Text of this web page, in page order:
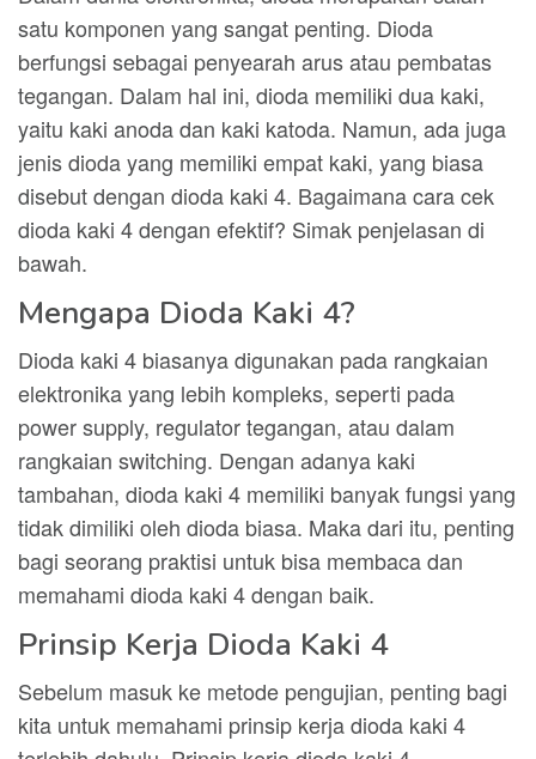
satu komponen yang sangat penting. Dioda
berfungsi sebagai penyearah arus atau pembatas
tegangan. Dalam hal ini, dioda memiliki dua kaki,
yaitu kaki anoda dan kaki katoda. Namun, ada juga
jenis dioda yang memiliki empat kaki, yang biasa
disebut dengan dioda kaki 4. Bagaimana cara cek
dioda kaki 4 dengan efektif? Simak penjelasan di
bawah.
Mengapa Dioda Kaki 4?
Dioda kaki 4 biasanya digunakan pada rangkaian
elektronika yang lebih kompleks, seperti pada
power supply, regulator tegangan, atau dalam
rangkaian switching. Dengan adanya kaki
tambahan, dioda kaki 4 memiliki banyak fungsi yang
tidak dimiliki oleh dioda biasa. Maka dari itu, penting
bagi seorang praktisi untuk bisa membaca dan
memahami dioda kaki 4 dengan baik.
Prinsip Kerja Dioda Kaki 4
Sebelum masuk ke metode pengujian, penting bagi
kita untuk memahami prinsip kerja dioda kaki 4